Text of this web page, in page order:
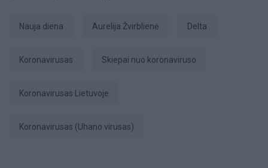
Nauja diena Aurelija Žvirblienė Delta
koronavirusas Skiepai nuo koronaviruso
Koronavirusas Lietuvoje
koronavirusas (Uhano virusas)